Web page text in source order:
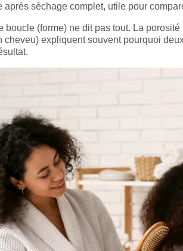
après séchage complet, utile pour
boucle (forme) ne dit pas tout. La
cheveu) expliquent souvent pourquoi